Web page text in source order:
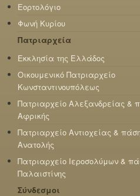
Εορτολόγιο
Φωνή Κυρίου
Πατριαρχεία
Εκκλησία της Ελλάδος
Οικουμενικό Πατριαρχείο
Κωνσταντινουπόλεως
Πατριαρχείο Αλεξανδρείας &
Αφρικής
Πατριαρχείο Αντιοχείας &
Ανατολής
Πατριαρχείο Ιεροσολύμων &
Παλαιστίνης
Σύνδεσμοι